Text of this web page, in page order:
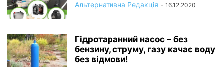
Альтернативна Редакція - 16.12.2020
Гідротаранний насос – без
бензину, струму, газу качає воду
без відмови!